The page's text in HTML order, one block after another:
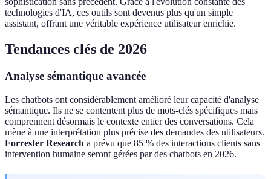
technologies d'IA, ces outils sont devenus plus qu'un simple
assistant, offrant une véritable expérience utilisateur enrichie.
Tendances clés de 2026
Analyse sémantique avancée
Les chatbots ont considérablement amélioré leur capacité d'analyse
sémantique. Ils ne se contentent plus de mots-clés spécifiques mais
comprennent désormais le contexte entier des conversations. Cela
mène à une interprétation plus précise des demandes des utilisateurs.
Forrester Research a prévu que 85 % des interactions clients sans
intervention humaine seront gérées par des chatbots en 2026.